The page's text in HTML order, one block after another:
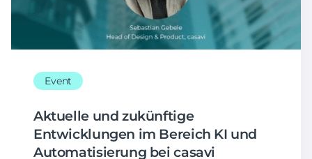
Event
Aktuelle und zukünftige
Entwicklungen im Bereich KI und
Automatisierung bei casavi